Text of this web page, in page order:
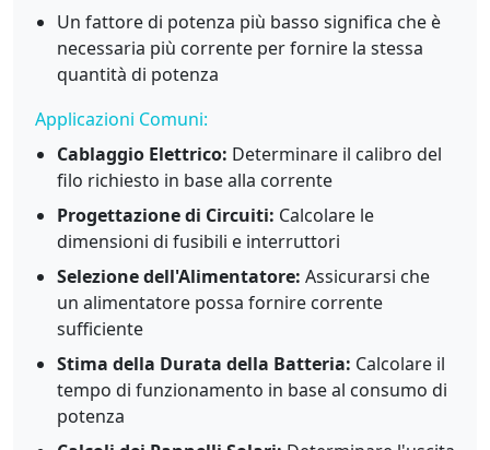
Un fattore di potenza più basso significa che è
necessaria più corrente per fornire la stessa
quantità di potenza
Applicazioni Comuni:
Cablaggio Elettrico: Determinare il calibro del
filo richiesto in base alla corrente
Progettazione di Circuiti: Calcolare le
dimensioni di fusibili e interruttori
Selezione dell'Alimentatore: Assicurarsi che
un alimentatore possa fornire corrente
sufficiente
Stima della Durata della Batteria: Calcolare il
tempo di funzionamento in base al consumo di
potenza